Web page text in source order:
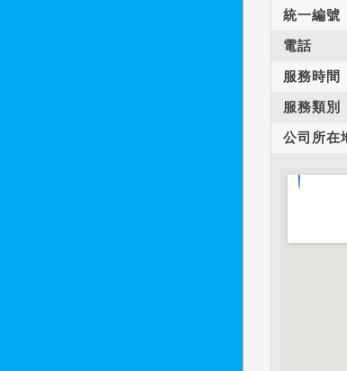
統一編號
電話
服務時間
服務類別
公司所在